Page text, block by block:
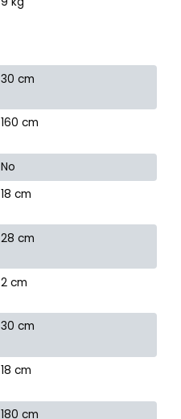
30 cm
160 cm
No
18 cm
28 cm
2 cm
30 cm
18 cm
180 cm